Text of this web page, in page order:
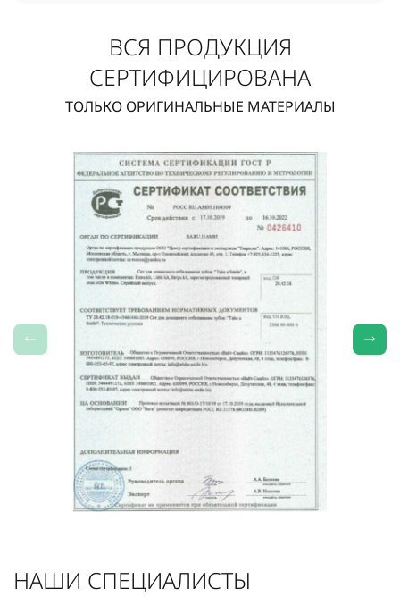
ВСЯ ПРОДУКЦИЯ
СЕРТИФИЦИРОВАНА
ТОЛЬКО ОРИГИНАЛЬНЫЕ МАТЕРИАЛЫ
НАШИ СПЕЦИАЛИСТЫ